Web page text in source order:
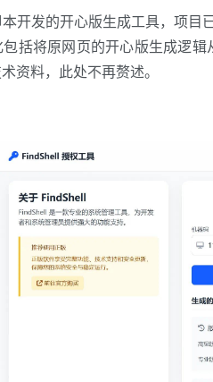
开发的开心版生成工具，项
括将原网页的开心版生成逻
资料，此处不再赘述。